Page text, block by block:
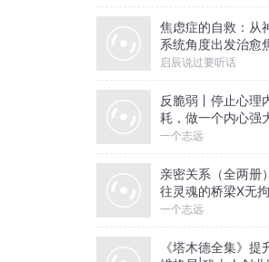
焦虑症的自救：从
系统角度出发治愈
症
启辰说过要听话
反脆弱丨停止心理
耗，做一个内心强
人丨一个志远演播
一个志远
亲密关系（全两册
往灵魂的桥梁X无
的关系丨亲密关系
一个志远
《塔木德全集》提